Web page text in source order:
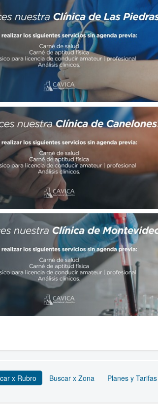
x Rubro Buscar x Zona Planes y Tarifas